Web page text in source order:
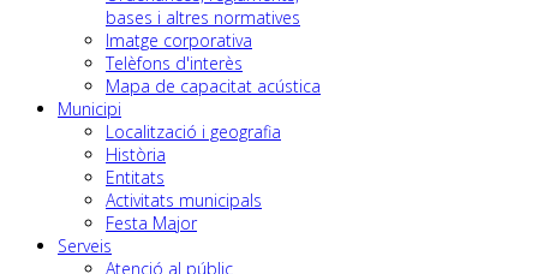
bases i altres normatives
Imatge corporativa
Telèfons d'interès
Mapa de capacitat acústica
Municipi
Localització i geografia
Història
Entitats
Activitats municipals
Festa Major
Serveis
Atenció al públic